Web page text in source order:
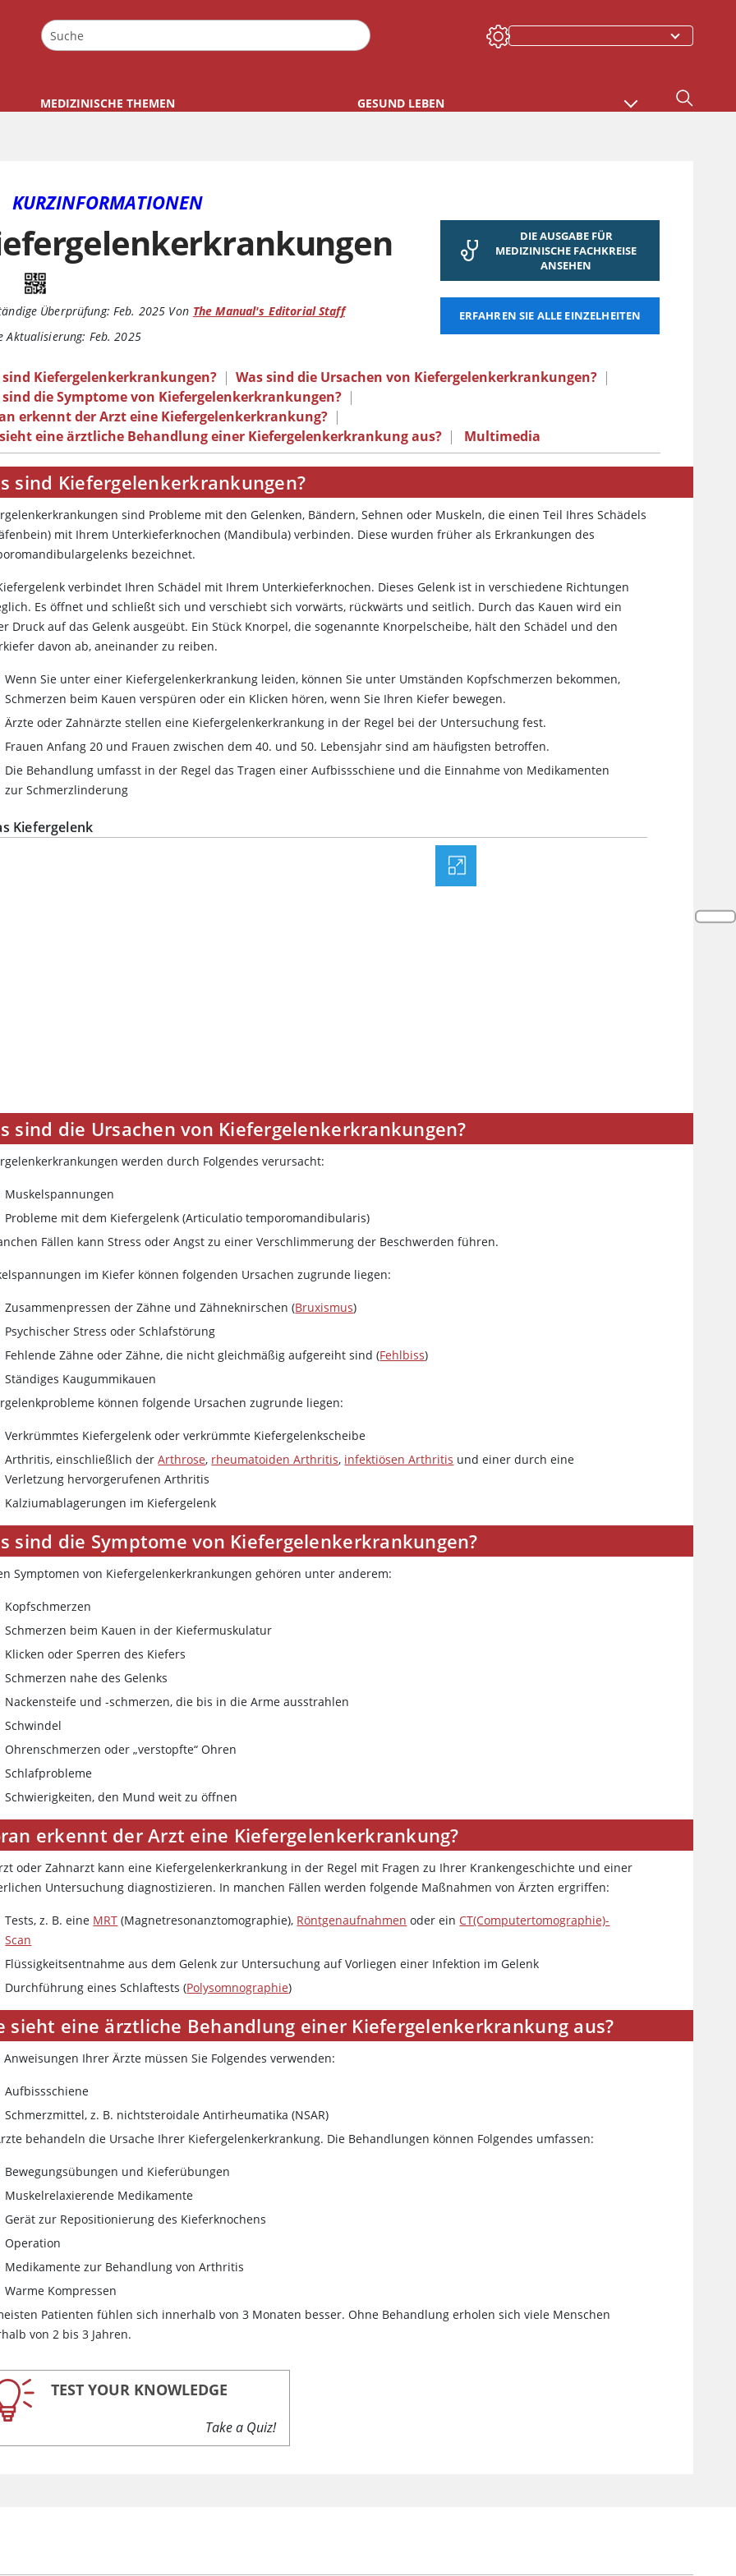
MEDIZINISCHE THEMEN GESUND LEBEN
KURZINFORMATIONEN
Überprüfung: Feb. 2025 Von The Manual's Editorial Staff
Aktualisierung: Feb. 2025
DIE AUSGABE FÜR
MEDIZINISCHE FACHKREISE
ANSEHEN
ERFAHREN SIE ALLE EINZELHEITEN
sind Kiefergelenkerkrankungen? | Was sind die Ursachen von Kiefergelenkerkrankungen? |
sind die Symptome von Kiefergelenkerkrankungen? |
erkennt der Arzt eine Kiefergelenkerkrankung? |
eine ärztliche Behandlung einer Kiefergelenkerkrankung aus? | Multimedia
sind Kiefergelenkerkrankungen?
sind Probleme mit den Gelenken, Bändern, Sehnen oder Muskeln, die einen Teil Ihres Schädels
mit Ihrem Unterkieferknochen (Mandibula) verbinden. Diese wurden früher als Erkrankungen des
bezeichnet.
verbindet Ihren Schädel mit Ihrem Unterkieferknochen. Dieses Gelenk ist in verschiedene Richtungen
Es öffnet und schließt sich und verschiebt sich vorwärts, rückwärts und seitlich. Durch das Kauen wird ein
Druck auf das Gelenk ausgeübt. Ein Stück Knorpel, die sogenannte Knorpelscheibe, hält den Schädel und den
davon ab, aneinander zu reiben.
Wenn Sie unter einer Kiefergelenkerkrankung leiden, können Sie unter Umständen Kopfschmerzen bekommen,
Schmerzen beim Kauen verspüren oder ein Klicken hören, wenn Sie Ihren Kiefer bewegen.
Ärzte oder Zahnärzte stellen eine Kiefergelenkerkrankung in der Regel bei der Untersuchung fest.
Frauen Anfang 20 und Frauen zwischen dem 40. und 50. Lebensjahr sind am häufigsten betroffen.
Die Behandlung umfasst in der Regel das Tragen einer Aufbissschiene und die Einnahme von Medikamenten
zur Schmerzlinderung
Kiefergelenk
sind die Ursachen von Kiefergelenkerkrankungen?
werden durch Folgendes verursacht:
Muskelspannungen
Probleme mit dem Kiefergelenk (Articulatio temporomandibularis)
Fällen kann Stress oder Angst zu einer Verschlimmerung der Beschwerden führen.
im Kiefer können folgenden Ursachen zugrunde liegen:
Zusammenpressen der Zähne und Zähneknirschen (Bruxismus)
Psychischer Stress oder Schlafstörung
Fehlende Zähne oder Zähne, die nicht gleichmäßig aufgereiht sind (Fehlbiss)
Ständiges Kaugummikauen
können folgende Ursachen zugrunde liegen:
Verkrümmtes Kiefergelenk oder verkrümmte Kiefergelenkscheibe
Arthritis, einschließlich derArthrose, rheumatoiden Arthritis, infektiösen Arthritis und einer durch eine
Verletzung hervorgerufenen Arthritis
Kalziumablagerungen im Kiefergelenk
sind die Symptome von Kiefergelenkerkrankungen?
Symptomen von Kiefergelenkerkrankungen gehören unter anderem:
Kopfschmerzen
Schmerzen beim Kauen in der Kiefermuskulatur
Klicken oder Sperren des Kiefers
Schmerzen nahe des Gelenks
Nackensteife und -schmerzen, die bis in die Arme ausstrahlen
Schwindel
Ohrenschmerzen oder „verstopfte“ Ohren
Schlafprobleme
Schwierigkeiten, den Mund weit zu öffnen
erkennt der Arzt eine Kiefergelenkerkrankung?
oder Zahnarzt kann eine Kiefergelenkerkrankung in der Regel mit Fragen zu Ihrer Krankengeschichte und einer
Untersuchung diagnostizieren. In manchen Fällen werden folgende Maßnahmen von Ärzten ergriffen:
Tests, z. B. eine MRT (Magnetresonanztomographie), Röntgenaufnahmen oder ein CT(Computertomographie)-
Scan
Flüssigkeitsentnahme aus dem Gelenk zur Untersuchung auf Vorliegen einer Infektion im Gelenk
Durchführung eines Schlaftests (Polysomnographie)
sieht eine ärztliche Behandlung einer Kiefergelenkerkrankung aus?
Anweisungen Ihrer Ärzte müssen Sie Folgendes verwenden:
Aufbissschiene
Schmerzmittel, z. B. nichtsteroidale Antirheumatika (NSAR)
behandeln die Ursache Ihrer Kiefergelenkerkrankung. Die Behandlungen können Folgendes umfassen:
Bewegungsübungen und Kieferübungen
Muskelrelaxierende Medikamente
Gerät zur Repositionierung des Kieferknochens
Operation
Medikamente zur Behandlung von Arthritis
Warme Kompressen
Patienten fühlen sich innerhalb von 3 Monaten besser. Ohne Behandlung erholen sich viele Menschen
von 2 bis 3 Jahren.
TEST YOUR KNOWLEDGE
Take a Quiz!